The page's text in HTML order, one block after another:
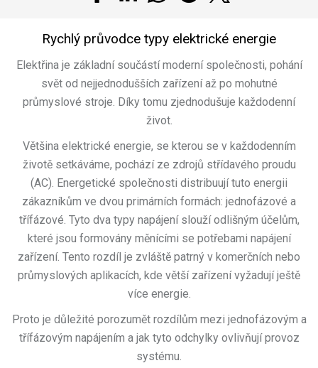
Rychlý průvodce typy elektrické energie
Elektřina je základní součástí moderní společnosti, pohání
svět od nejjednodušších zařízení až po mohutné
průmyslové stroje. Díky tomu zjednodušuje každodenní
život.
Většina elektrické energie, se kterou se v každodenním
životě setkáváme, pochází ze zdrojů střídavého proudu
(AC). Energetické společnosti distribuují tuto energii
zákazníkům ve dvou primárních formách: jednofázové a
třífázové. Tyto dva typy napájení slouží odlišným účelům,
které jsou formovány měnícími se potřebami napájení
zařízení. Tento rozdíl je zvláště patrný v komerčních nebo
průmyslových aplikacích, kde větší zařízení vyžadují ještě
více energie.
Proto je důležité porozumět rozdílům mezi jednofázovým a
třífázovým napájením a jak tyto odchylky ovlivňují provoz
systému.